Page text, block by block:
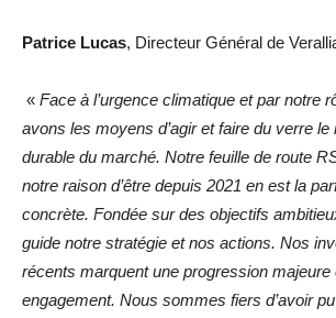
Patrice Lucas, Directeur Général de
« Face à l’urgence climatique et par notre
avons les moyens d’agir et faire du verre le
durable du marché. Notre feuille de route
notre raison d’être depuis 2021 en est la
concrète. Fondée sur des objectifs
guide notre stratégie et nos actions. Nos
récents marquent une progression
engagement. Nous sommes fiers d’avoir